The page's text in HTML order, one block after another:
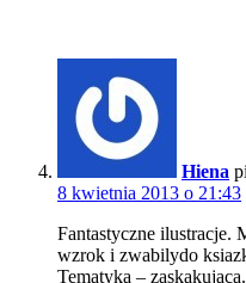
Hiena
8 kwietnia 2013 o 21:43
Fantastyczne ilustracje.
wzrok i zwabilydo
Tematyka –